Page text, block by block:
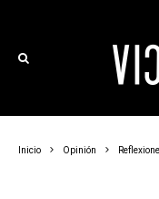
Inicio Opinión